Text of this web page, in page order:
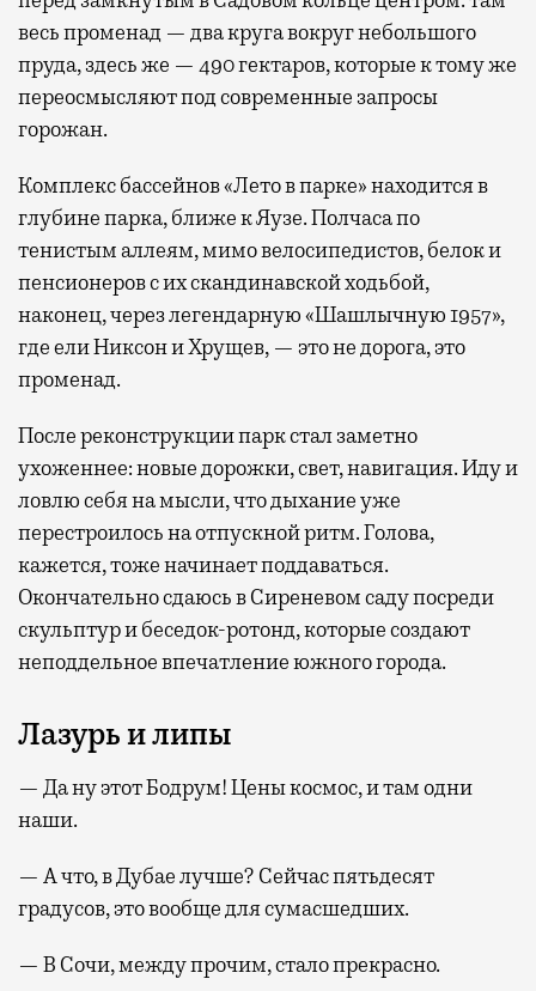
весь променад — два круга вокруг небольшого
пруда, здесь же — 490 гектаров, которые к тому же
переосмысляют под современные запросы
горожан.
Комплекс бассейнов «Лето в парке» находится в
глубине парка, ближе к Яузе. Полчаса по
тенистым аллеям, мимо велосипедистов, белок и
пенсионеров с их скандинавской ходьбой,
наконец, через легендарную «Шашлычную 1957»,
где ели Никсон и Хрущев, — это не дорога, это
променад.
После реконструкции парк стал заметно
ухоженнее: новые дорожки, свет, навигация. Иду и
ловлю себя на мысли, что дыхание уже
перестроилось на отпускной ритм. Голова,
кажется, тоже начинает поддаваться.
Окончательно сдаюсь в Сиреневом саду посреди
скульптур и беседок-ротонд, которые создают
неподдельное впечатление южного города.
Лазурь и липы
— Да ну этот Бодрум! Цены космос, и там одни
наши.
— А что, в Дубае лучше? Сейчас пятьдесят
градусов, это вообще для сумасшедших.
— В Сочи, между прочим, стало прекрасно.